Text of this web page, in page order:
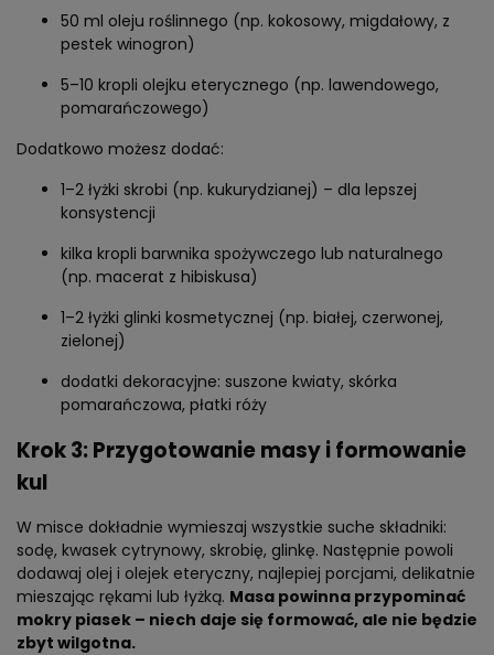
50 ml oleju roślinnego (np. kokosowy, migdałowy, z
pestek winogron)
5–10 kropli olejku eterycznego (np. lawendowego,
pomarańczowego)
Dodatkowo możesz dodać:
1–2 łyżki skrobi (np. kukurydzianej) – dla lepszej
konsystencji
kilka kropli barwnika spożywczego lub naturalnego
(np. macerat z hibiskusa)
1–2 łyżki glinki kosmetycznej (np. białej, czerwonej,
zielonej)
dodatki dekoracyjne: suszone kwiaty, skórka
pomarańczowa, płatki róży
Krok 3: Przygotowanie masy i formowanie
kul
W misce dokładnie wymieszaj wszystkie suche składniki:
sodę, kwasek cytrynowy, skrobię, glinkę. Następnie powoli
dodawaj olej i olejek eteryczny, najlepiej porcjami, delikatnie
mieszając rękami lub łyżką. Masa powinna przypominać
mokry piasek – niech daje się formować, ale nie będzie
zbyt wilgotna.